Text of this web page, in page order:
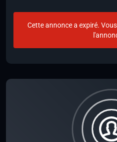
Cette annonce a expiré.